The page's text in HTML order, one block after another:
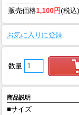
販売価格1,100円(税込)
お気に入りに登録
数量
商品説明
■サイズ